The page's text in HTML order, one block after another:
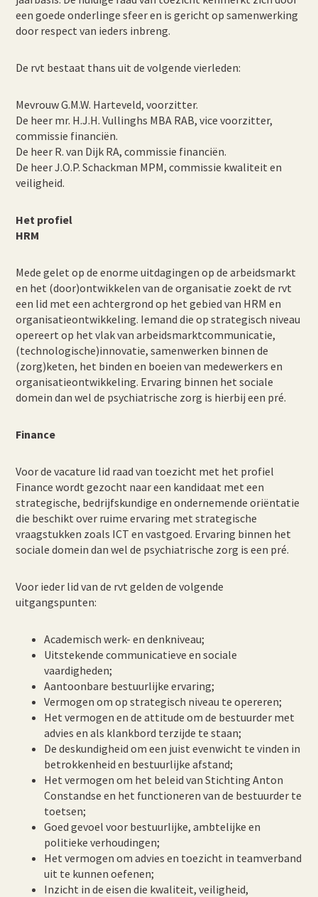
een goede onderlinge sfeer en is gericht op samenwerking
door respect van ieders inbreng.
De rvt bestaat thans uit de volgende vierleden:
Mevrouw G.M.W. Harteveld, voorzitter.
De heer mr. H.J.H. Vullinghs MBA RAB, vice voorzitter,
commissie financiën.
De heer R. van Dijk RA, commissie financiën.
De heer J.O.P. Schackman MPM, commissie kwaliteit en
veiligheid.
Het profiel
HRM
Mede gelet op de enorme uitdagingen op de arbeidsmarkt
en het (door)ontwikkelen van de organisatie zoekt de rvt
een lid met een achtergrond op het gebied van HRM en
organisatieontwikkeling. Iemand die op strategisch niveau
opereert op het vlak van arbeidsmarktcommunicatie,
(technologische)innovatie, samenwerken binnen de
(zorg)keten, het binden en boeien van medewerkers en
organisatieontwikkeling. Ervaring binnen het sociale
domein dan wel de psychiatrische zorg is hierbij een pré.
Finance
Voor de vacature lid raad van toezicht met het profiel
Finance wordt gezocht naar een kandidaat met een
strategische, bedrijfskundige en ondernemende oriëntatie
die beschikt over ruime ervaring met strategische
vraagstukken zoals ICT en vastgoed. Ervaring binnen het
sociale domein dan wel de psychiatrische zorg is een pré.
Voor ieder lid van de rvt gelden de volgende
uitgangspunten:
Academisch werk- en denkniveau;
Uitstekende communicatieve en sociale
vaardigheden;
Aantoonbare bestuurlijke ervaring;
Vermogen om op strategisch niveau te opereren;
Het vermogen en de attitude om de bestuurder met
advies en als klankbord terzijde te staan;
De deskundigheid om een juist evenwicht te vinden in
betrokkenheid en bestuurlijke afstand;
Het vermogen om het beleid van Stichting Anton
Constandse en het functioneren van de bestuurder te
toetsen;
Goed gevoel voor bestuurlijke, ambtelijke en
politieke verhoudingen;
Het vermogen om advies en toezicht in teamverband
uit te kunnen oefenen;
Inzicht in de eisen die kwaliteit, veiligheid,